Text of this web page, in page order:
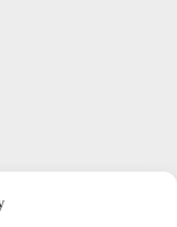
il nostro Cobolli